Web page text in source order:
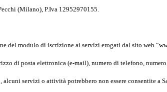
(Milano), P.Iva 12952970155.
del modulo di iscrizione ai servizi erogati dal sito web
di posta elettronica (e-mail), numero di telefono,
servizi o attività potrebbero non essere consentite a